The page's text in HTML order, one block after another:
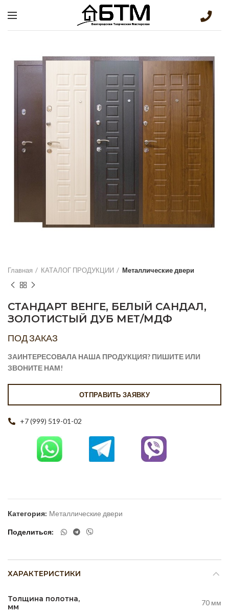
Главная КАТАЛОГ ПРОДУКЦИИ Металлические двери
СТАНДАРТ ВЕНГЕ, БЕЛЫЙ САНДАЛ,
ЗОЛОТИСТЫЙ ДУБ МЕТ/МДФ
ПОД ЗАКАЗ
ЗАИНТЕРЕСОВАЛА НАША ПРОДУКЦИЯ? ПИШИТЕ ИЛИ
ЗВОНИТЕ НАМ!
ОТПРАВИТЬ ЗАЯВКУ
+7 (999) 519-01-02
Категория: Металлические двери
Поделиться
ХАРАКТЕРИСТИКИ
Толщина полотна,
мм
70 мм